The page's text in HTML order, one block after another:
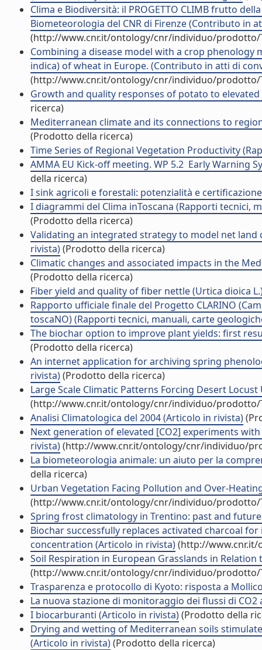
Clima e Biodiversità: il PROGETTO CLIMB frutto
Biometeorologia del CNR di Firenze (Contributo in
(http://www.cnr.it/ontology/cnr/individuo/prodotto/
Combining a disease model with a crop phenology
indica) of wheat in Europe. (Contributo in atti di
(http://www.cnr.it/ontology/cnr/individuo/prodotto/
Growth and quality responses of potato to
ricerca)
Mediterranean climate and its connections to
(Prodotto della ricerca)
Time Series of Regional Vegetation Productivity
AMMA EU Kick-off meeting. WP 5.2  Early
della ricerca)
I sink agricoli e forestali: potenzialità e
I diagrammi del Clima inToscana (Rapporti tecnici,
(Prodotto della ricerca)
Validating an integrated strategy to model net
rivista)(Prodotto della ricerca)
Climatic changes and associated impacts in the
(Prodotto della ricerca)
Fiber yield and quality of fiber nettle (Urtica dioica
Rapporto ufficiale finale del Progetto CLARINO
toscaNO) (Rapporti tecnici, manuali, carte
The biochar option to improve plant yields: first
(Prodotto della ricerca)
An internet application for archiving spring
rivista)(Prodotto della ricerca)
Large Scale Climatic Patterns Forcing Desert
(http://www.cnr.it/ontology/cnr/individuo/prodotto/
Analisi Climatologica del 2004 (Articolo in rivista)
Next generation of elevated [CO2] experiments
rivista)(http://www.cnr.it/ontology/cnr/individuo/
La biometeorologia animale: un aiuto per la
della ricerca)
Urban Vegetation Facing Pollution and Over-
(http://www.cnr.it/ontology/cnr/individuo/prodotto/
Spring frost climatology in Trentino: past and
Biochar successfully replaces activated charcoal
concentration (Articolo in rivista)(http://
Soil Respiration in European Grasslands in
(http://www.cnr.it/ontology/cnr/individuo/prodotto/
Trasparenza e protocollo di Kyoto: risposta a
La nuova stazione di monitoraggio dei flussi di CO2
I biocarburanti (Articolo in rivista)(Prodotto della
Drying and wetting of Mediterranean soils
(Articolo in rivista)(Prodotto della ricerca)